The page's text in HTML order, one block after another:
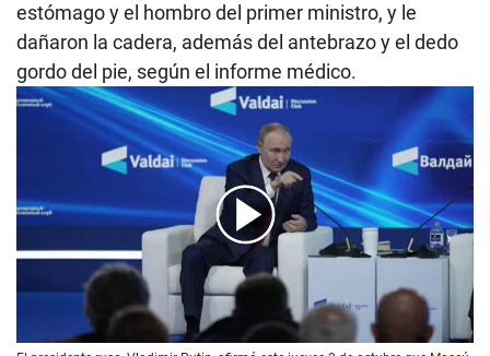
estómago y el hombro del primer ministro, y le
dañaron la cadera, además del antebrazo y el dedo
gordo del pie, según el informe médico.
01:40